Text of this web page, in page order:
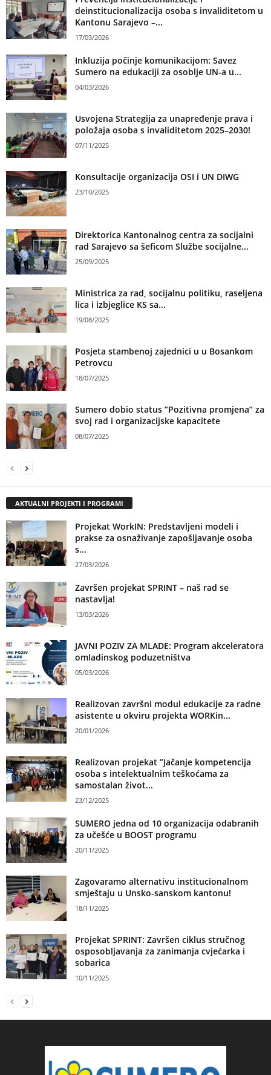
deinstitucionalizacija osoba s invaliditetom u
Kantonu Sarajevo –...
17/03/2026
Inkluzija počinje komunikacijom: Savez
Sumero na edukaciji za osoblje UN-a u...
04/03/2026
Usvojena Strategija za unapređenje prava i
položaja osoba s invaliditetom 2025–2030!
07/11/2025
Konsultacije organizacija OSI i UN DIWG
23/10/2025
Direktorica Kantonalnog centra za socijalni
rad Sarajevo sa šeficom Službe socijalne...
25/09/2025
Ministrica za rad, socijalnu politiku, raseljena
lica i izbjeglice KS sa...
19/08/2025
Posjeta stambenoj zajednici u u Bosankom
Petrovcu
18/07/2025
Sumero dobio status ”Pozitivna promjena” za
svoj rad i organizacijske kapacitete
08/07/2025
AKTUALNI PROJEKTI I PROGRAMI
Projekat WorkIN: Predstavljeni modeli i
prakse za osnaživanje zapošljavanje osoba
s...
27/03/2026
Završen projekat SPRINT – naš rad se
nastavlja!
13/03/2026
JAVNI POZIV ZA MLADE: Program akceleratora
omladinskog poduzetništva
05/03/2026
Realizovan završni modul edukacije za radne
asistente u okviru projekta WORKin...
20/01/2026
Realizovan projekat ”Jačanje kompetencija
osoba s intelektualnim teškoćama za
samostalan život...
23/12/2025
SUMERO jedna od 10 organizacija odabranih
za učešće u BOOST programu
20/11/2025
Zagovaramo alternativu institucionalnom
smještaju u Unsko-sanskom kantonu!
18/11/2025
Projekat SPRINT: Završen ciklus stručnog
osposobljavanja za zanimanja cvjećarka i
sobarica
10/11/2025